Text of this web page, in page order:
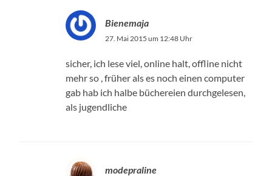
Bienemaja
27. Mai 2015 um 12:48 Uhr
sicher, ich lese viel, online halt, offline nicht
mehr so , früher als es noch einen computer
gab hab ich halbe büchereien durchgelesen,
als jugendliche
modepraline